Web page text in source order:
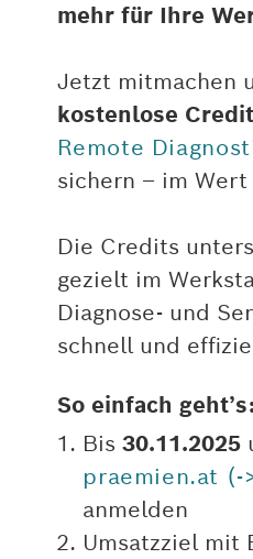
mehr für Ihre
Jetzt mitmachen
kostenlose
Remote
sichern – im Wert
Die Credits
gezielt im
Diagnose- und
schnell und
So einfach geht’s:
Bis30.11.2025
praemien.at (-
anmelden
Umsatzziel mit